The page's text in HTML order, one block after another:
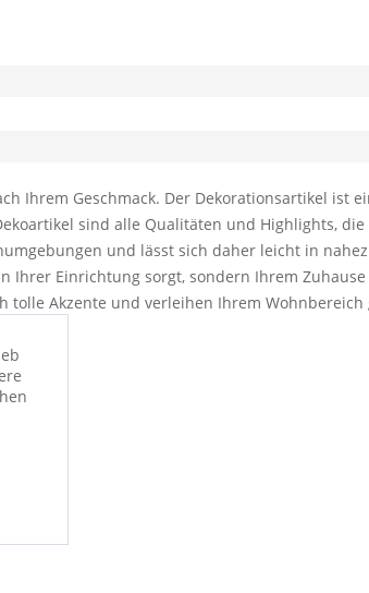
Ihrem Geschmack. Der Dekorationsartikel ist
sind alle Qualitäten und Highlights, die
und lässt sich daher leicht in
Ihrer Einrichtung sorgt, sondern Ihrem Zuhause
tolle Akzente und verleihen Ihrem Wohnbereich